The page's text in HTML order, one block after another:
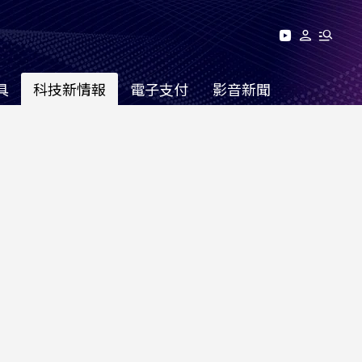
科技新情報 電子支付 影音新聞